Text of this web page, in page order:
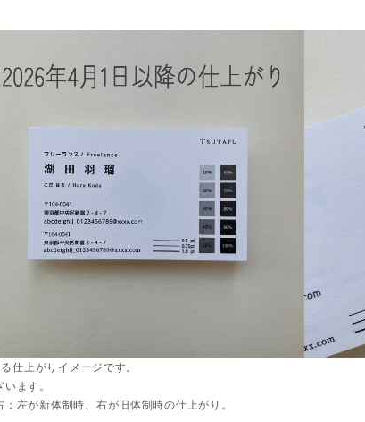
仕上がりイメージです。
ます。
左が新体制時、右が旧体制時の仕上がり。